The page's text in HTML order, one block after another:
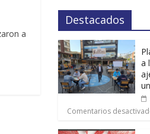
a
Destacados
a
Comentarios